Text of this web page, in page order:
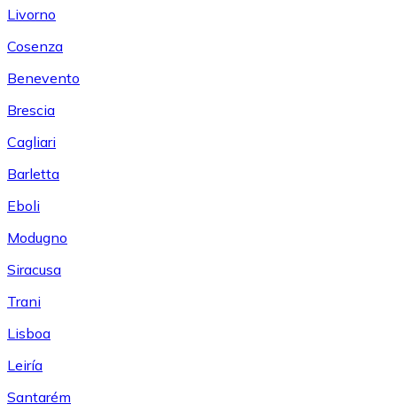
Livorno
Cosenza
Benevento
Brescia
Cagliari
Barletta
Eboli
Modugno
Siracusa
Trani
Lisboa
Leiría
Santarém